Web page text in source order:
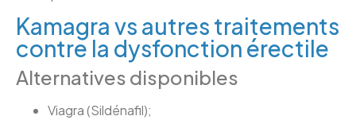
Kamagra vs autres traitements
contre la dysfonction érectile
Alternatives disponibles
Viagra (Sildénafil);